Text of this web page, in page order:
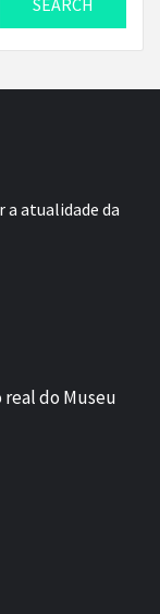
atualidade da
do Museu